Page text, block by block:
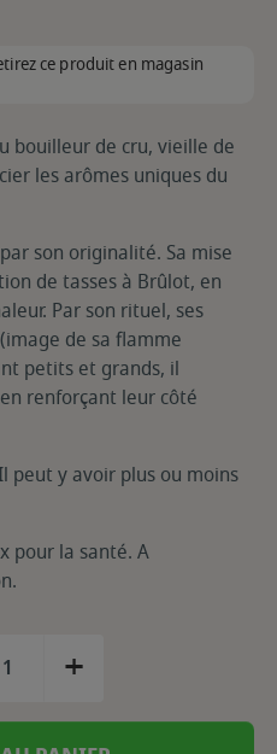
ce produit en magasin
bouilleur de cru, vieille de
les arômes uniques du
son originalité. Sa mise
de tasses à Brûlot, en
Par son rituel, ses
de sa flamme
petits et grands, il
renforçant leur côté
peut y avoir plus ou moins
pour la santé. A
+